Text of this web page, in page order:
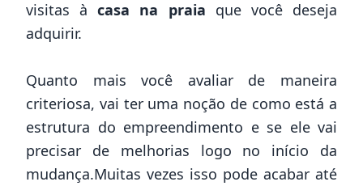
visitas àcasa na praia que você deseja
adquirir.
Quanto mais você avaliar de maneira
criteriosa, vai ter uma noção de como está a
estrutura do empreendimento e se ele vai
precisar de melhorias logo no início da
mudança.Muitas vezes isso pode acabar até